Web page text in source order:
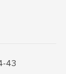
43